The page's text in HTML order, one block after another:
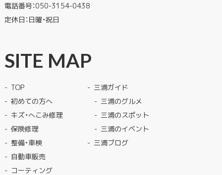
電話番号：050-3154-0438
定休日：日曜・祝日
SITE MAP
TOP
初めての方へ
キズ・へこみ修理
保険修理
整備・車検
自動車販売
コーティング
三浦ガイド
三浦のグルメ
三浦のスポット
三浦のイベント
三浦ブログ